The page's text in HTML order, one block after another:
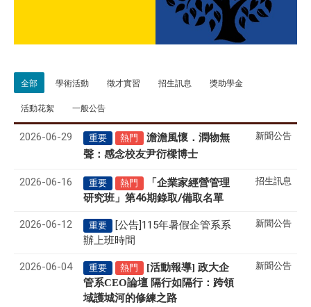
全部 學術活動 徵才實習 招生訊息 獎助學金
活動花絮 一般公告
2026-06-29 重要 熱門
澹澹風懷．潤物無
聲 ： 感念校友尹衍樑博士
新聞公告
2026-06-16 重要 熱門
「企業家經營管理
研究班」第46期錄取/備取名單
招生訊息
2026-06-12 重要
[公告]115年暑假企管系系
辦上班時間
新聞公告
2026-06-04 重要 熱門
[活動報導] 政大企
管系CEO論壇 隔行如隔行：跨領
域護城河的修練之路
新聞公告